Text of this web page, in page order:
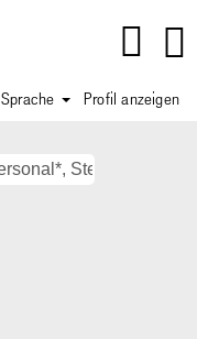
Sprache Profil anzeigen